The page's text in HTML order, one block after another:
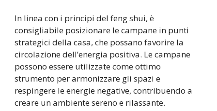
In linea con i principi del feng shui, è
consigliabile posizionare le campane in punti
strategici della casa, che possano favorire la
circolazione dell’energia positiva. Le campane
possono essere utilizzate come ottimo
strumento per armonizzare gli spazi e
respingere le energie negative, contribuendo a
creare un ambiente sereno e rilassante.